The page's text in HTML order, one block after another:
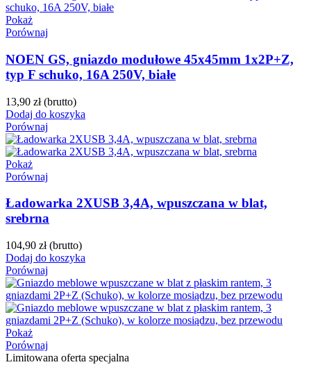
Pokaż
Porównaj
NOEN GS, gniazdo modułowe 45x45mm 1x2P+Z,
typ F schuko, 16A 250V, białe
13,90 zł (brutto)
Dodaj do koszyka
Porównaj
Pokaż
Porównaj
Ładowarka 2XUSB 3,4A, wpuszczana w blat,
srebrna
104,90 zł (brutto)
Dodaj do koszyka
Porównaj
Pokaż
Porównaj
Limitowana oferta specjalna